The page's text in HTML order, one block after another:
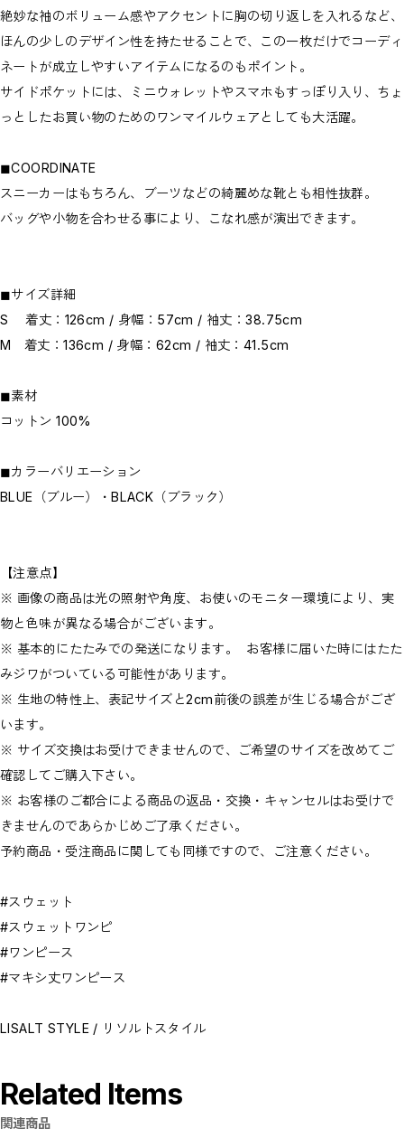
絶妙な袖のボリューム感やアクセントに胸の切り返しを入れるなど、
ほんの少しのデザイン性を持たせることで、この一枚だけでコーディ
ネートが成立しやすいアイテムになるのもポイント。
サイドポケットには、ミニウォレットやスマホもすっぽり入り、ちょ
っとしたお買い物のためのワンマイルウェアとしても大活躍。
◼︎COORDINATE
スニーカーはもちろん、ブーツなどの綺麗めな靴とも相性抜群。
バッグや小物を合わせる事により、こなれ感が演出できます。
◼︎サイズ詳細
S 着丈：126cm / 身幅：57cm / 袖丈：38.75cm
M 着丈：136cm / 身幅：62cm / 袖丈：41.5cm
◼︎素材
コットン 100%
◼︎カラーバリエーション
BLUE（ブルー）・BLACK（ブラック）
【注意点】
※ 画像の商品は光の照射や角度、お使いのモニター環境により、実
物と色味が異なる場合がございます。
※ 基本的にたたみでの発送になります。 お客様に届いた時にはたた
みジワがついている可能性があります。
※ 生地の特性上、表記サイズと2cm前後の誤差が生じる場合がござ
います。
※ サイズ交換はお受けできませんので、ご希望のサイズを改めてご
確認してご購入下さい。
※ お客様のご都合による商品の返品・交換・キャンセルはお受けで
きませんのであらかじめご了承ください。
予約商品・受注商品に関しても同様ですので、ご注意ください。
#スウェット
#スウェットワンピ
#ワンピース
#マキシ丈ワンピース
LISALT STYLE / リソルトスタイル
Related Items
関連商品